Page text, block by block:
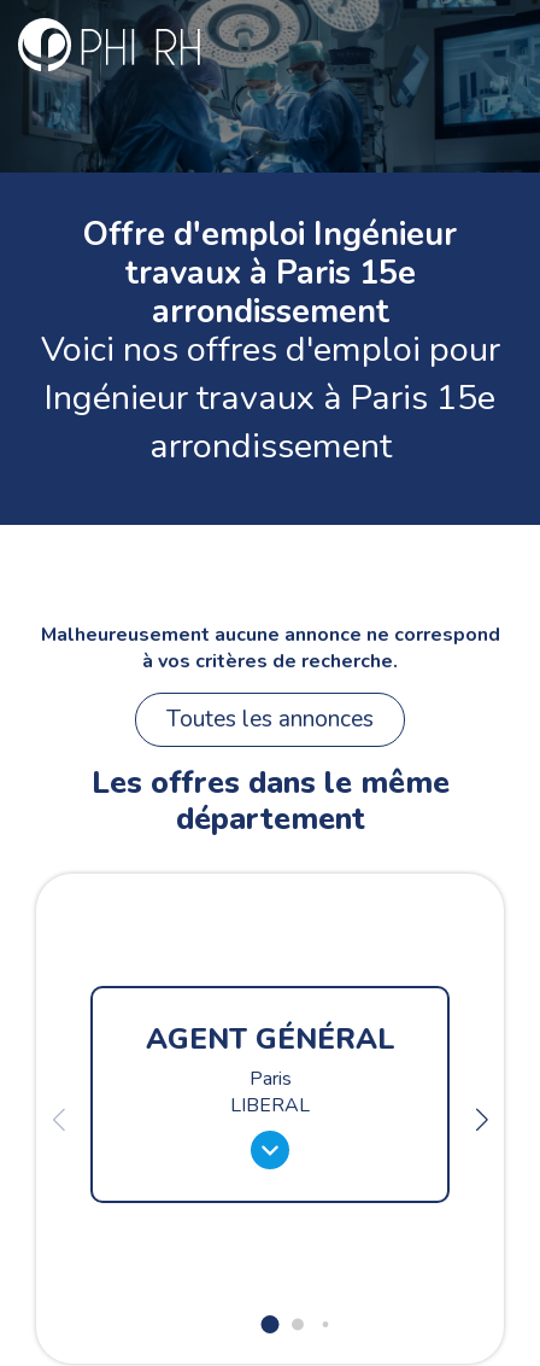
Offre d'emploi Ingénieur
travaux à Paris 15e
arrondissement
Voici nos offres d'emploi pour
Ingénieur travaux à Paris 15e
arrondissement
Malheureusement aucune annonce ne correspond
à vos critères de recherche.
Toutes les annonces
Les offres dans le même
département
AGENT GÉNÉRAL
Paris
LIBERAL